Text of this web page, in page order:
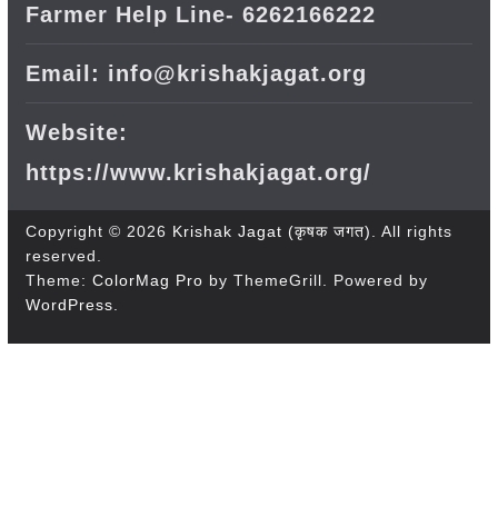
Farmer Help Line- 6262166222
Email: info@krishakjagat.org
Website:
https://www.krishakjagat.org/
Copyright © 2026 Krishak Jagat (कृषक जगत)
. All rights
reserved.
Theme: ColorMag Pro by ThemeGrill. Powered by
WordPress